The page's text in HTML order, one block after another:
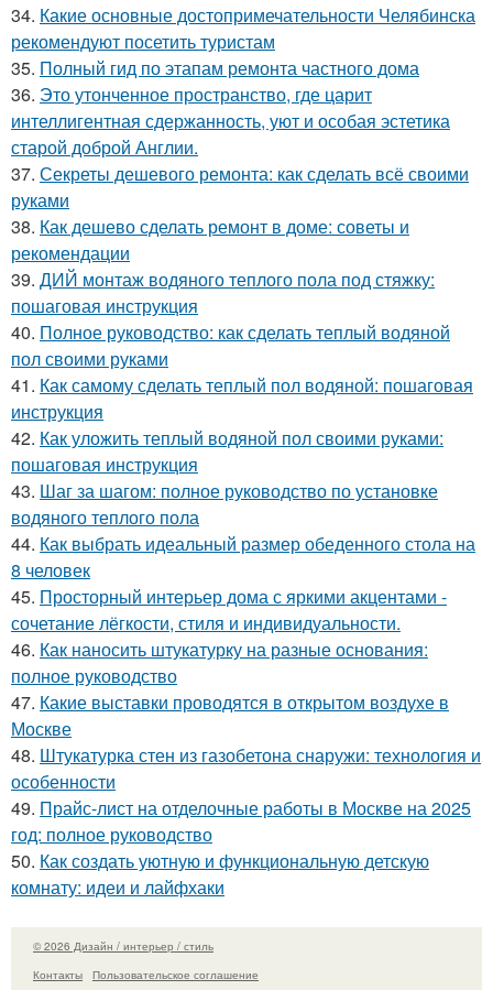
34. Какие основные достопримечательности Челябинска
рекомендуют посетить туристам
35. Полный гид по этапам ремонта частного дома
36. Это утонченное пространство, где царит
интеллигентная сдержанность, уют и особая эстетика
старой доброй Англии.
37. Секреты дешевого ремонта: как сделать всё своими
руками
38. Как дешево сделать ремонт в доме: советы и
рекомендации
39. ДИЙ монтаж водяного теплого пола под стяжку:
пошаговая инструкция
40. Полное руководство: как сделать теплый водяной
пол своими руками
41. Как самому сделать теплый пол водяной: пошаговая
инструкция
42. Как уложить теплый водяной пол своими руками:
пошаговая инструкция
43. Шаг за шагом: полное руководство по установке
водяного теплого пола
44. Как выбрать идеальный размер обеденного стола на
8 человек
45. Просторный интерьер дома с яркими акцентами -
сочетание лёгкости, стиля и индивидуальности.
46. Как наносить штукатурку на разные основания:
полное руководство
47. Какие выставки проводятся в открытом воздухе в
Москве
48. Штукатурка стен из газобетона снаружи: технология и
особенности
49. Прайс-лист на отделочные работы в Москве на 2025
год: полное руководство
50. Как создать уютную и функциональную детскую
комнату: идеи и лайфхаки
© 2026 Дизайн / интерьер / стиль
Контакты
Пользовательское соглашение